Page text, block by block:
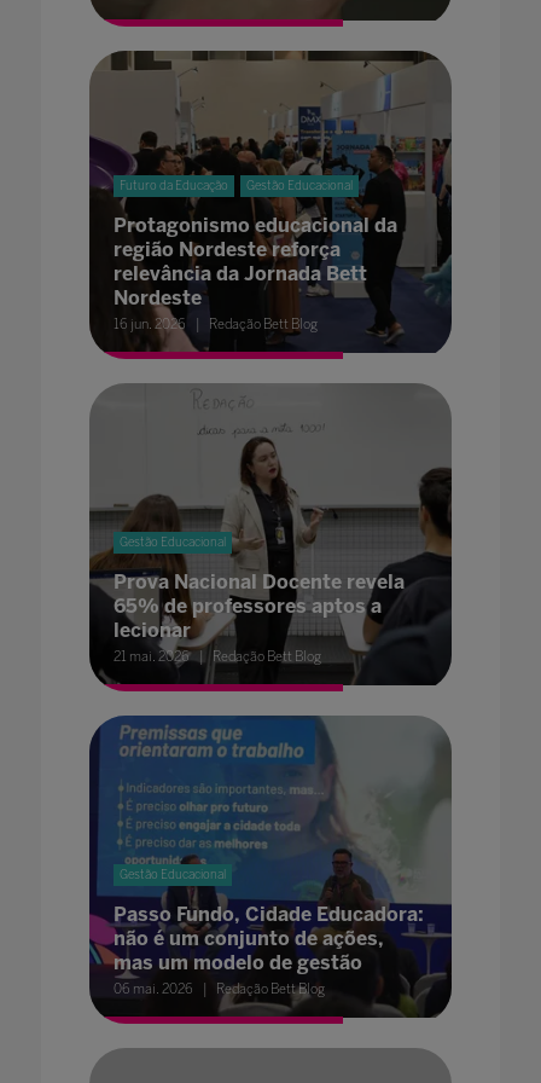
Futuro da Educação Gestão Educacional
Protagonismo educacional da
região Nordeste reforça
relevância da Jornada Bett
Nordeste
16 jun. 2026 Redação Bett Blog
Gestão Educacional
Prova Nacional Docente revela
65% de professores aptos a
lecionar
21 mai. 2026 Redação Bett Blog
Gestão Educacional
Passo Fundo, Cidade Educadora:
não é um conjunto de ações,
mas um modelo de gestão
06 mai. 2026 Redação Bett Blog